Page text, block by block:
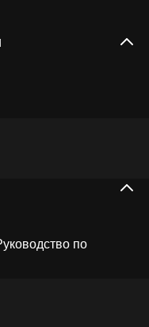
по